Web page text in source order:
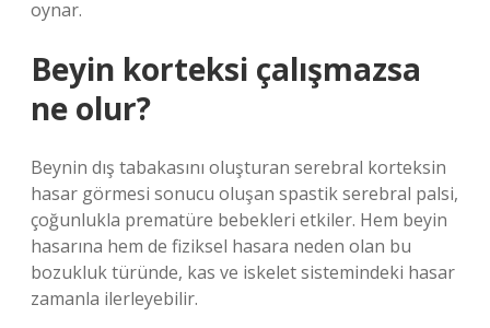
oynar.
Beyin korteksi çalışmazsa
ne olur?
Beynin dış tabakasını oluşturan serebral korteksin
hasar görmesi sonucu oluşan spastik serebral palsi,
çoğunlukla prematüre bebekleri etkiler. Hem beyin
hasarına hem de fiziksel hasara neden olan bu
bozukluk türünde, kas ve iskelet sistemindeki hasar
zamanla ilerleyebilir.